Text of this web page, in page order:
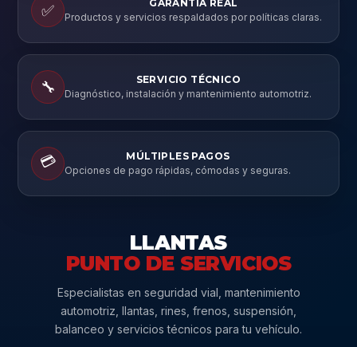
✅
GARANTÍA REAL
Productos y servicios respaldados por políticas claras.
🔧
SERVICIO TÉCNICO
Diagnóstico, instalación y mantenimiento automotriz.
💳
MÚLTIPLES PAGOS
Opciones de pago rápidas, cómodas y seguras.
LLANTAS
PUNTO DE SERVICIOS
Especialistas en seguridad vial, mantenimiento
automotriz, llantas, rines, frenos, suspensión,
balanceo y servicios técnicos para tu vehículo.